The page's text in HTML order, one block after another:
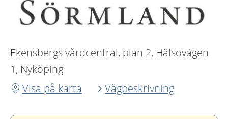
Ekensbergs vårdcentral, plan 2, Hälsovägen
1, Nyköping
Visa på karta
Vägbeskrivning